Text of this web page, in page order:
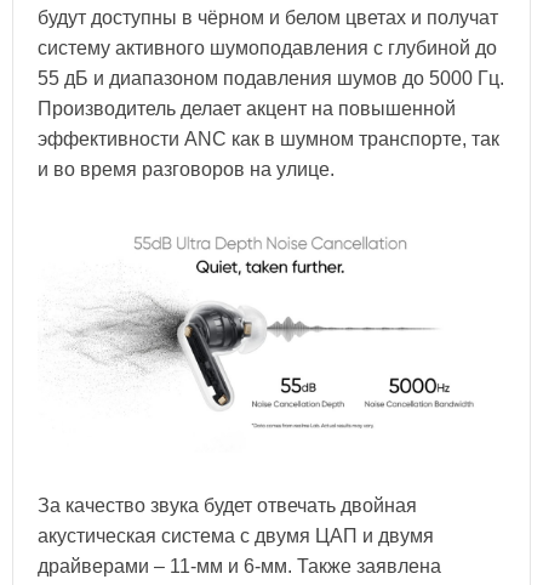
будут доступны в чёрном и белом цветах и получат
систему активного шумоподавления с глубиной до
55 дБ и диапазоном подавления шумов до 5000 Гц.
Производитель делает акцент на повышенной
эффективности ANC как в шумном транспорте, так
и во время разговоров на улице.
За качество звука будет отвечать двойная
акустическая система с двумя ЦАП и двумя
драйверами – 11-мм и 6-мм. Также заявлена